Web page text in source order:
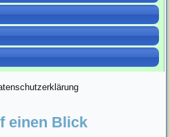
einen Blick